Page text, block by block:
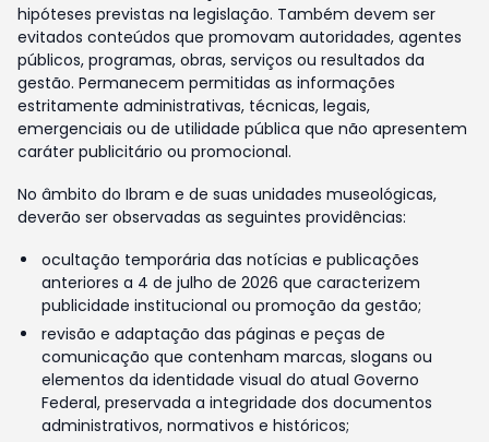
hipóteses previstas na legislação. Também devem ser
evitados conteúdos que promovam autoridades, agentes
públicos, programas, obras, serviços ou resultados da
gestão. Permanecem permitidas as informações
estritamente administrativas, técnicas, legais,
emergenciais ou de utilidade pública que não apresentem
caráter publicitário ou promocional.
No âmbito do Ibram e de suas unidades museológicas,
deverão ser observadas as seguintes providências:
ocultação temporária das notícias e publicações
anteriores a 4 de julho de 2026 que caracterizem
publicidade institucional ou promoção da gestão;
revisão e adaptação das páginas e peças de
comunicação que contenham marcas, slogans ou
elementos da identidade visual do atual Governo
Federal, preservada a integridade dos documentos
administrativos, normativos e históricos;